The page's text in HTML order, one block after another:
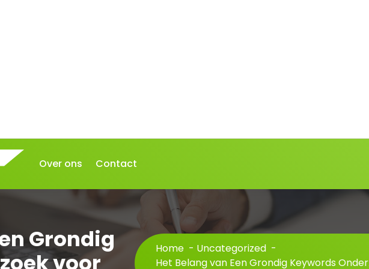
Over ons Contact
Grondig
voor
Home - Uncategorized -
Het Belang van Een Grondig Keywords